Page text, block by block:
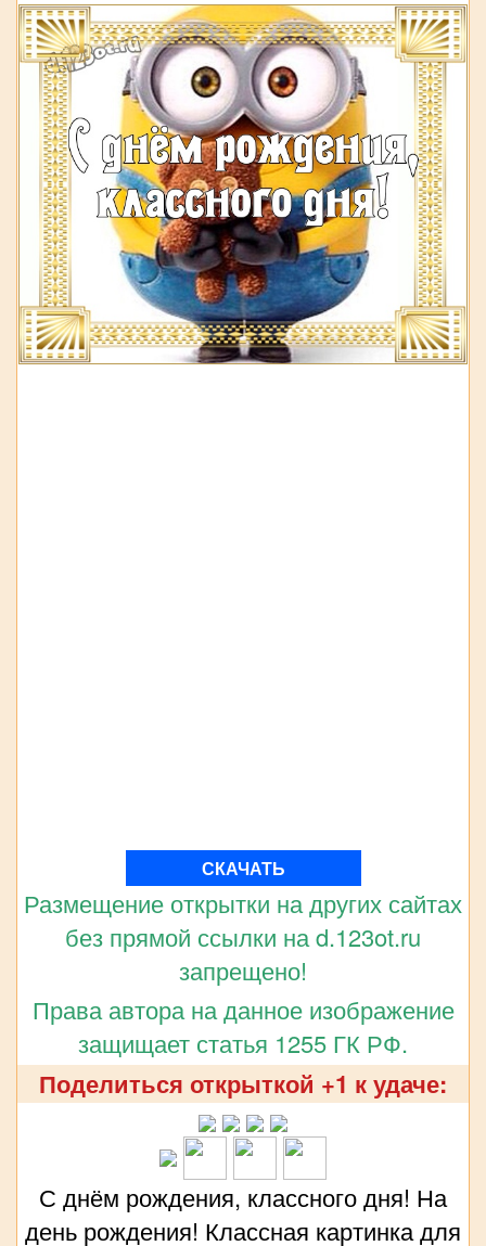
СКАЧАТЬ
Размещение открытки на других сайтах
без прямой ссылки на d.123ot.ru
запрещено!
Права автора на данное изображение
защищает статья 1255 ГК РФ.
Поделиться открыткой +1 к удаче:
С днём рождения, классного дня! На
день рождения! Классная картинка для